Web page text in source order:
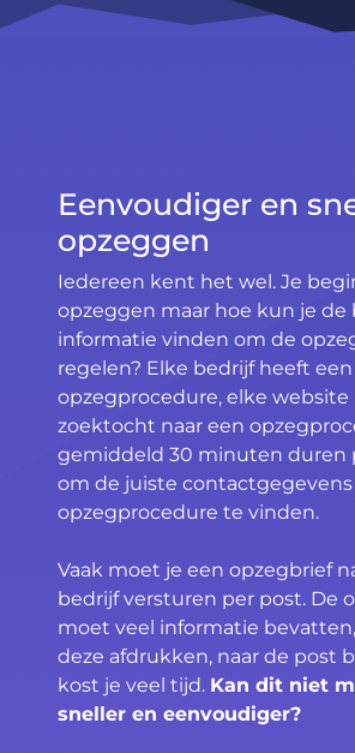
Eenvoudiger en
opzeggen
Iedereen kent het wel. Je
opzeggen maar hoe kun je de
informatie vinden om de
regelen? Elke bedrijf heeft
opzegprocedure, elke website
zoektocht naar een
gemiddeld 30 minuten duren
om de juiste contactgegevens
opzegprocedure te vinden.
Vaak moet je een opzegbrief
bedrijf versturen per post. De
moet veel informatie
deze afdrukken, naar de post
kost je veel tijd. Kan dit niet
sneller en eenvoudiger?